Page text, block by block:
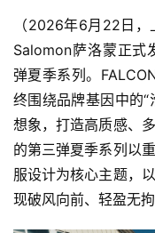
（2026年6月22日
Salomon萨洛蒙正式
弹夏季系列。
终围绕品牌基因中的“
想象，打造高质感、
的第三弹夏季系列以
服设计为核心主题，
现破风向前、轻盈无